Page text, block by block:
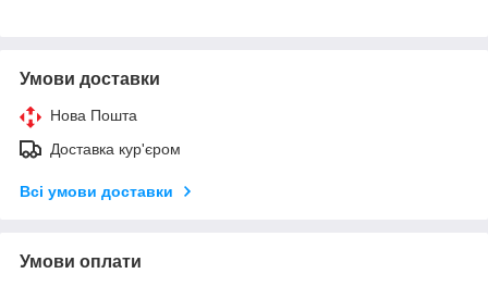
Умови доставки
Нова Пошта
Доставка кур'єром
Всі умови доставки
Умови оплати